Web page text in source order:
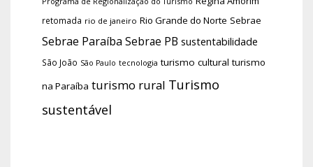
retomada rio de janeiro Rio Grande do Norte Sebrae
Sebrae Paraíba Sebrae PB sustentabilidade
São João São Paulo tecnologia turismo cultural turismo
na Paraíba turismo rural Turismo
sustentável